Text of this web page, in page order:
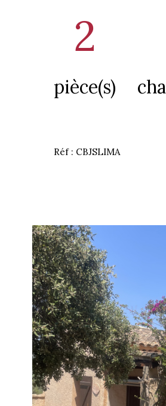
2
pièce(s)
Réf : CBJSLIMA